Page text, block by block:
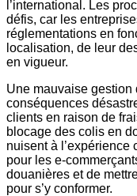
l’international. Les
défis, car les
réglementations en
localisation, de leur
en vigueur.
Une mauvaise gestion
conséquences
clients en raison de
blocage des colis en
nuisent à l’expérience
pour les e-
douanières et de
pour s’y conformer.